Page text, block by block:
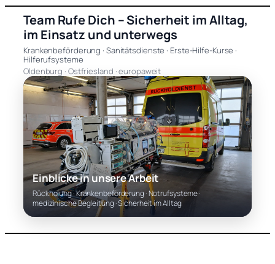
Zum
Inhalt
springen
Team Rufe Dich – Sicherheit im Alltag,
im Einsatz und unterwegs
Krankenbeförderung · Sanitätsdienste · Erste-Hilfe-Kurse ·
Hilferufsysteme
Oldenburg · Ostfriesland · europaweit
Einblicke in unsere Arbeit
Rückholung · Krankenbeförderung · Notrufsysteme ·
medizinische Begleitung · Sicherheit im Alltag